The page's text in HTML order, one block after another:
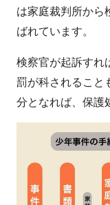
は家庭裁判所から
ばれています。
検察官が起訴すれ
罰が科されること
分となれば、保護